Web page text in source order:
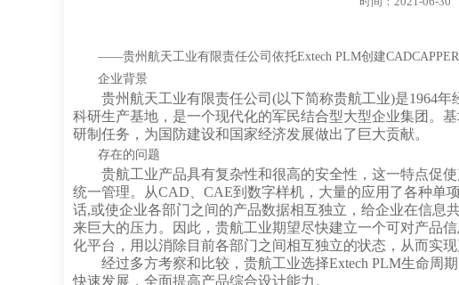
——贵州航天工业有限责任公司依托Extech PLM创建
企业背景
贵州航天工业有限责任公司(以下简称贵航工业)是1964
科研生产基地，是一个现代化的军民结合型大型企业集团。
研制任务，为国防建设和国家经济发展做出了巨大贡献。
存在的问题
贵航工业产品具有复杂性和很高的安全性，这一特点促
统一管理。从CAD、CAE到数字样机，大量的应用了各种单
话,或使企业各部门之间的产品数据相互独立，给企业在信息
来巨大的压力。因此，贵航工业期望尽快建立一个可对产品
化平台，用以消除目前各部门之间相互独立的状态，从而实
经过多方考察和比较，贵航工业选择Extech PLM生命周
快速发展，全面提高产品综合设计能力。